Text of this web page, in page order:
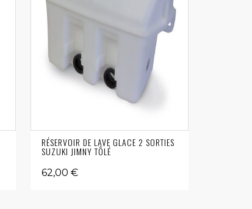
RÉSERVOIR DE LAVE GLACE 2 SORTIES
SUZUKI JIMNY TÔLÉ
62,00 €